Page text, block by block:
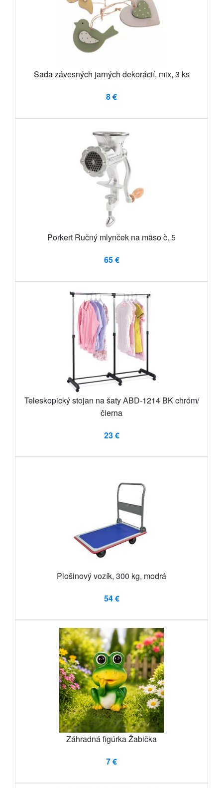
Sada závesných jarných dekorácií, mix, 3 ks
8 €
Porkert Ručný mlynček na mäso č. 5
65 €
Teleskopický stojan na šaty ABD-1214 BK chróm/
čierna
23 €
Plošinový vozík, 300 kg, modrá
54 €
Záhradná figúrka Žabička
7 €